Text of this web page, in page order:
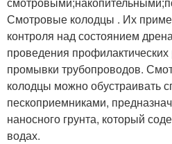
Смотровые колодцы . Их
контроля над состоянием
проведения
промывки трубопроводов.
колодцы можно обустраивать
пескоприемниками,
наносного грунта, который
водах.